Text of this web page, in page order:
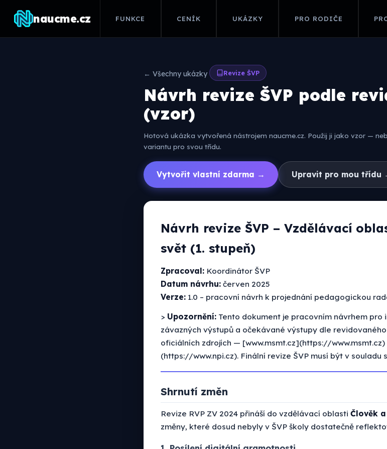
naucme.cz FUNKCE CENÍK UKÁZKY PRO RODIČE
← Všechny ukázky Revize ŠVP
Návrh revize ŠVP podle
(vzor)
Hotová ukázka vytvořená nástrojem naucme.cz. Použij ji jako vzor —
variantu pro svou třídu.
Vytvořit vlastní zdarma → Upravit pro mou třídu
Návrh revize ŠVP – Vzdělávací
svět (1. stupeň)
Zpracoval: Koordinátor ŠVP
Datum návrhu: červen 2025
Verze: 1.0 – pracovní návrh k projednání pedagogickou
> Upozornění: Tento dokument je pracovním návrhem pro
závazných výstupů a očekávané výstupy dle
oficiálních zdrojích — [www.msmt.cz](https://www.msmt.cz)
(https://www.npi.cz). Finální revize ŠVP musí být v souladu
Shrnutí změn
Revize RVP ZV 2024 přináší do vzdělávací oblasti Člověk
změny, které dosud nebyly v ŠVP školy dostatečně